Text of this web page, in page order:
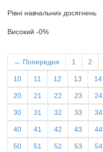
Рівні навчальних досягнень
Високий -0%
← Попередня 1 2
10 11 12 13 14
20 21 22 23 24
30 31 32 33 34
40 41 42 43 44
50 51 52 53 54